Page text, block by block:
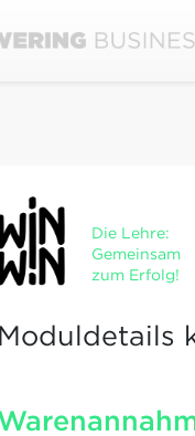
Die Lehre:
Gemeinsam
zum Erfolg!
Moduldetails